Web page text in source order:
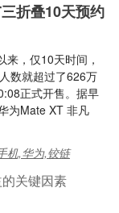
折叠10天预约
，仅10天时间，
数就超过了626万
正式开售。据早
为Mate XT 非凡
机,华为,铰链